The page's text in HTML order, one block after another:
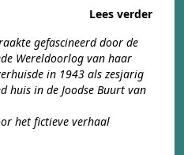
Lees verder
gefascineerd door de
Wereldoorlog van haar
in 1943 als zesjarig
huis in de Joodse Buurt van
het fictieve verhaal